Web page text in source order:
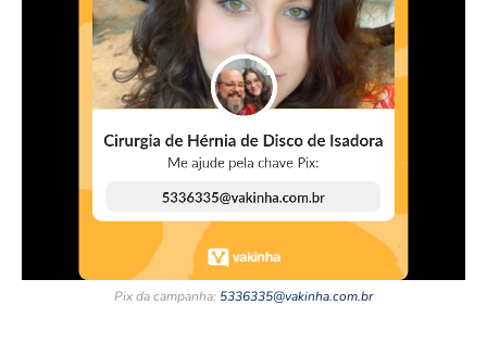
Pix da campanha: 5336335@vakinha.com.br